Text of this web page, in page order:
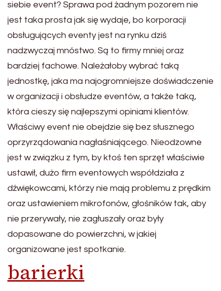
siebie event? Sprawa pod żadnym pozorem nie
jest taka prosta jak się wydaje, bo korporacji
obsługujących eventy jest na rynku dziś
nadzwyczaj mnóstwo. Są to firmy mniej oraz
bardziej fachowe. Należałoby wybrać taką
jednostkę, jaka ma najogromniejsze doświadczenie
w organizacji i obsłudze eventów, a także taką,
która cieszy się najlepszymi opiniami klientów.
Właściwy event nie obejdzie się bez słusznego
oprzyrządowania nagłaśniającego. Nieodzowne
jest w związku z tym, by ktoś ten sprzęt właściwie
ustawił, dużo firm eventowych współdziała z
dźwiękowcami, którzy nie mają problemu z prędkim
oraz ustawieniem mikrofonów, głośników tak, aby
nie przerywały, nie zagłuszały oraz były
dopasowane do powierzchni, w jakiej
organizowane jest spotkanie.
barierki